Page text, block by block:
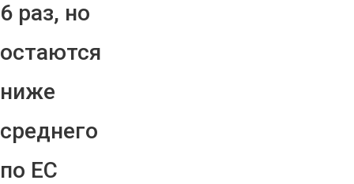
6 раз, но
остаются
ниже
среднего
по ЕС